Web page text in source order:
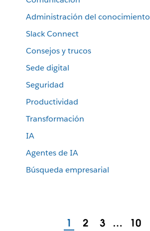
Administración del conocimiento
Slack Connect
Consejos y trucos
Sede digital
Seguridad
Productividad
Transformación
IA
Agentes de IA
Búsqueda empresarial
1 2 3 … 10